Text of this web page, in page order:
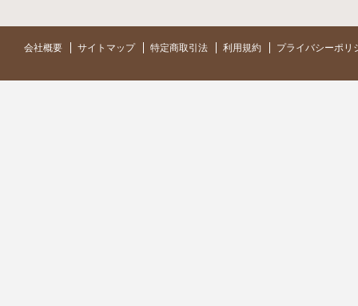
会社概要 サイトマップ 特定商取引法 利用規約 プライバシーポリ